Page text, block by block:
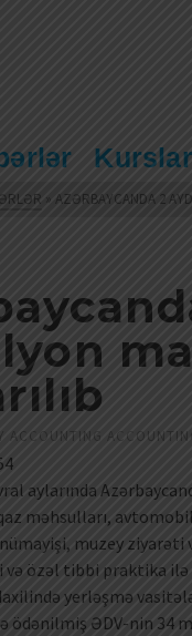
Kurslar
» AZƏRBAYCANDA 2
ACCOUNTING
aylarında
məhsulları,
muzey
və özəl tibbi praktika
yerləşmə
ödənilmiş ƏDV-nin 34